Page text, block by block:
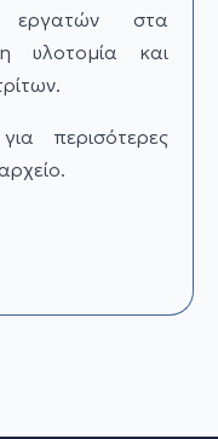
εργατών στα
υλοτομία και
περισότερες